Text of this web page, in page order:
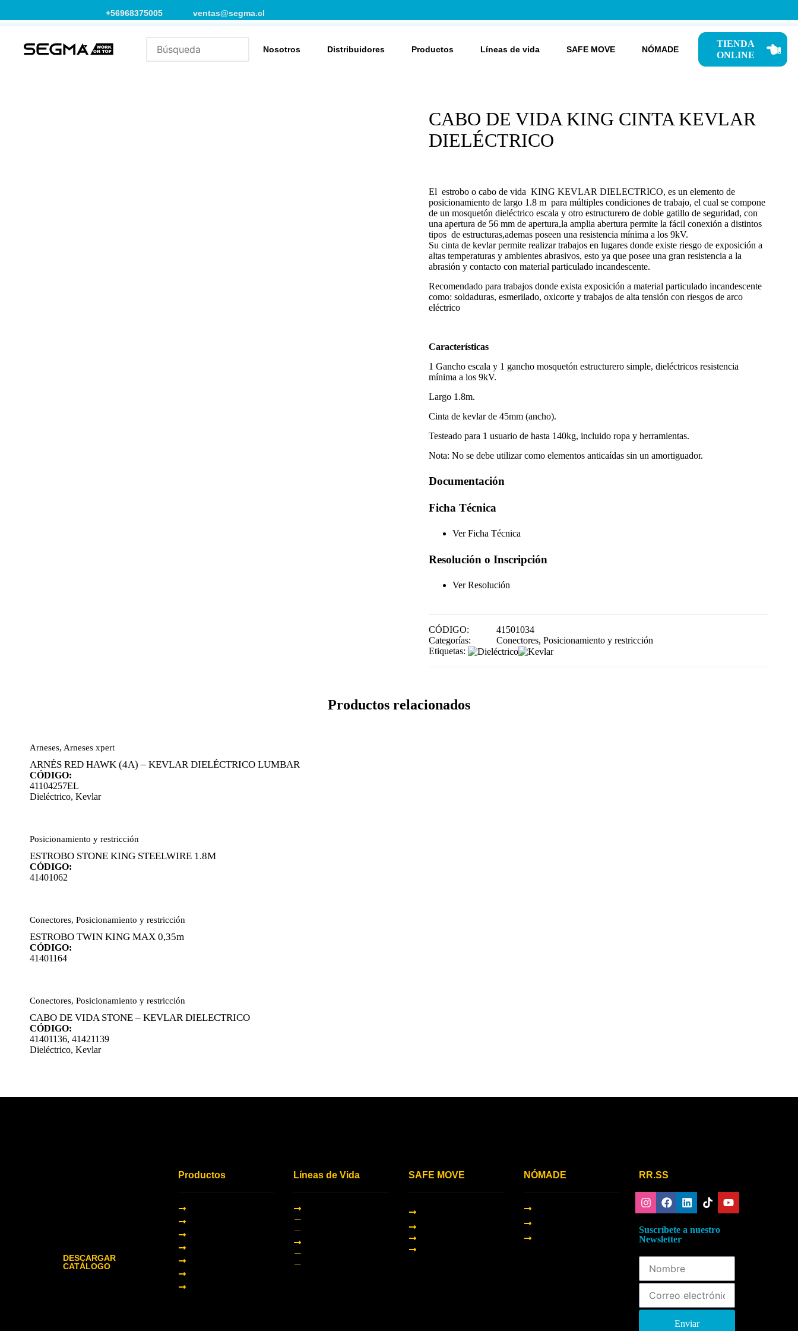
+56968375005 ventas@segma.cl
Nosotros Distribuidores Productos Líneas de vida SAFE MOVE NÓMADE
TIENDA
ONLINE
CABO DE VIDA KING CINTA KEVLAR
DIELÉCTRICO
El estrobo o cabo de vida KING KEVLAR DIELECTRICO, es un elemento de
posicionamiento de largo 1.8 m para múltiples condiciones de trabajo, el cual se compone
de un mosquetón dieléctrico escala y otro estructurero de doble gatillo de seguridad, con
una apertura de 56 mm de apertura,la amplia abertura permite la fácil conexión a distintos
tipos de estructuras,ademas poseen una resistencia mínima a los 9kV.
Su cinta de kevlar permite realizar trabajos en lugares donde existe riesgo de exposición a
altas temperaturas y ambientes abrasivos, esto ya que posee una gran resistencia a la
abrasión y contacto con material particulado incandescente.
Recomendado para trabajos donde exista exposición a material particulado incandescente
como: soldaduras, esmerilado, oxicorte y trabajos de alta tensión con riesgos de arco
eléctrico
Características
1 Gancho escala y 1 gancho mosquetón estructurero simple, dieléctricos resistencia
mínima a los 9kV.
Largo 1.8m.
Cinta de kevlar de 45mm (ancho).
Testeado para 1 usuario de hasta 140kg, incluido ropa y herramientas.
Nota: No se debe utilizar como elementos anticaídas sin un amortiguador.
Documentación
Ficha Técnica
Ver Ficha Técnica
Resolución o Inscripción
Ver Resolución
CÓDIGO:
41501034
Categorías:
Conectores, Posicionamiento y restricción
Etiquetas:
Productos relacionados
Arneses, Arneses xpert
ARNÉS RED HAWK (4A) – KEVLAR DIELÉCTRICO LUMBAR
CÓDIGO:
41104257EL
Dieléctrico, Kevlar
Posicionamiento y restricción
ESTROBO STONE KING STEELWIRE 1.8M
CÓDIGO:
41401062
Conectores, Posicionamiento y restricción
ESTROBO TWIN KING MAX 0,35m
CÓDIGO:
41401164
Conectores, Posicionamiento y restricción
CABO DE VIDA STONE – KEVLAR DIELECTRICO
CÓDIGO:
41401136, 41421139
Dieléctrico, Kevlar
DESCARGAR
CATÁLOGO
Productos Líneas de Vida SAFE MOVE NÓMADE RR.SS
Suscríbete a nuestro
Newsletter
Enviar